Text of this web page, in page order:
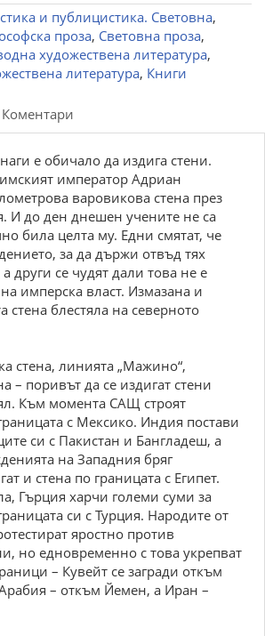
и публицистика. Световна,
проза, Световна проза,
художествена литература,
литература, Книги
Коментари
е обичало да издига стени.
император Адриан
варовикова стена през
И до ден днешен учените не са
била целта му. Едни смятат, че
за да държи отвъд тях
други се чудят дали това не е
имперска власт. Измазана и
стена блестяла на северното
стена, линията „Мажино“,
– поривът да се издигат стени
Към момента САЩ строят
с Мексико. Индия постави
си с Пакистан и Бангладеш, а
на Западния бряг
и стена по границата с Египет.
Гърция харчи големи суми за
си с Турция. Народите от
яростно против
но едновременно с това укрепват
– Кувейт се загради откъм
– откъм Йемен, а Иран –